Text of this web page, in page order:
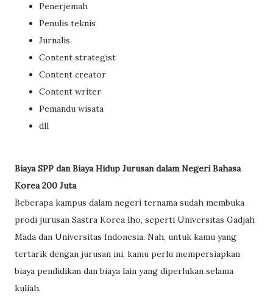
Penerjemah
Penulis teknis
Jurnalis
Content strategist
Content creator
Content writer
Pemandu wisata
dll
Biaya SPP dan Biaya Hidup Jurusan dalam Negeri Bahasa
Korea 200 Juta
Beberapa kampus dalam negeri ternama sudah membuka
prodi jurusan Sastra Korea lho, seperti Universitas Gadjah
Mada dan Universitas Indonesia. Nah, untuk kamu yang
tertarik dengan jurusan ini, kamu perlu mempersiapkan
biaya pendidikan dan biaya lain yang diperlukan selama
kuliah.